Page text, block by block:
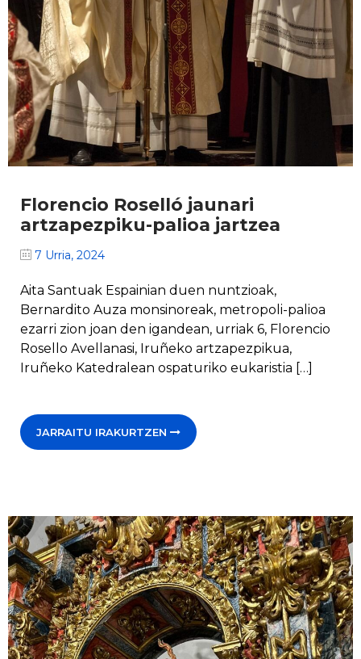
Florencio Roselló jaunari
artzapezpiku-palioa jartzea
7 Urria, 2024
Aita Santuak Espainian duen nuntzioak,
Bernardito Auza monsinoreak, metropoli-palioa
ezarri zion joan den igandean, urriak 6, Florencio
Rosello Avellanasi, Iruñeko artzapezpikua,
Iruñeko Katedralean ospaturiko eukaristia […]
JARRAITU IRAKURTZEN